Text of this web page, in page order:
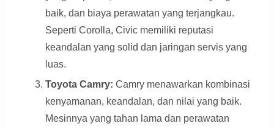
baik, dan biaya perawatan yang terjangkau.
Seperti Corolla, Civic memiliki reputasi
keandalan yang solid dan jaringan servis yang
luas.
Toyota Camry: Camry menawarkan kombinasi
kenyamanan, keandalan, dan nilai yang baik.
Mesinnya yang tahan lama dan perawatan